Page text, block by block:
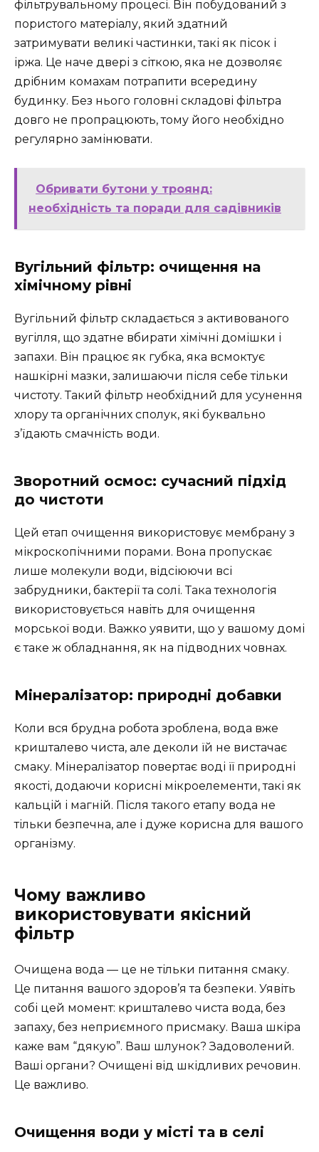
фільтрувальному процесі. Він побудований з
пористого матеріалу, який здатний
затримувати великі частинки, такі як пісок і
іржа. Це наче двері з сіткою, яка не дозволяє
дрібним комахам потрапити всередину
будинку. Без нього головні складові фільтра
довго не пропрацюють, тому його необхідно
регулярно замінювати.
Обривати бутони у троянд:
необхідність та поради для садівників
Вугільний фільтр: очищення на
хімічному рівні
Вугільний фільтр складається з активованого
вугілля, що здатне вбирати хімічні домішки і
запахи. Він працює як губка, яка всмоктує
нашкірні мазки, залишаючи після себе тільки
чистоту. Такий фільтр необхідний для усунення
хлору та органічних сполук, які буквально
з’їдають смачність води.
Зворотний осмос: сучасний підхід
до чистоти
Цей етап очищення використовує мембрану з
мікроскопічними порами. Вона пропускає
лише молекули води, відсіюючи всі
забрудники, бактерії та солі. Така технологія
використовується навіть для очищення
морської води. Важко уявити, що у вашому домі
є таке ж обладнання, як на підводних човнах.
Мінералізатор: природні добавки
Коли вся брудна робота зроблена, вода вже
кришталево чиста, але деколи їй не вистачає
смаку. Мінералізатор повертає воді її природні
якості, додаючи корисні мікроелементи, такі як
кальцій і магній. Після такого етапу вода не
тільки безпечна, але і дуже корисна для вашого
організму.
Чому важливо
використовувати якісний
фільтр
Очищена вода — це не тільки питання смаку.
Це питання вашого здоров’я та безпеки. Уявіть
собі цей момент: кришталево чиста вода, без
запаху, без неприємного присмаку. Ваша шкіра
каже вам “дякую”. Ваш шлунок? Задоволений.
Ваші органи? Очищені від шкідливих речовин.
Це важливо.
Очищення води у місті та в селі